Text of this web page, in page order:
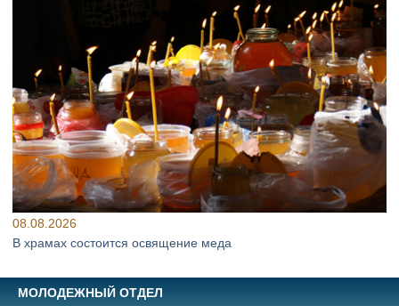
08.08.2026
В храмах состоится освящение меда
МОЛОДЕЖНЫЙ ОТДЕЛ